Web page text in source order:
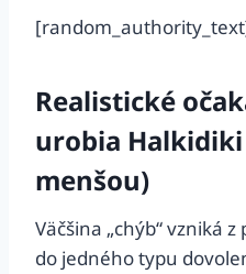
Realistické
urobia
menšou)
Väčšina „chýb“ vzniká
do jedného typu